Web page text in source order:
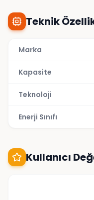
Teknik
Marka
Kapasite
Teknoloji
Enerji Sınıfı
Kullanıcı